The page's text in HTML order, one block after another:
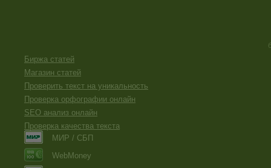
Биржа статей
Магазин статей
Проверить текст на уникальность
Проверка орфографии онлайн
SEO анализ онлайн
Проверка качества текста
МИР / СБП
WebMoney